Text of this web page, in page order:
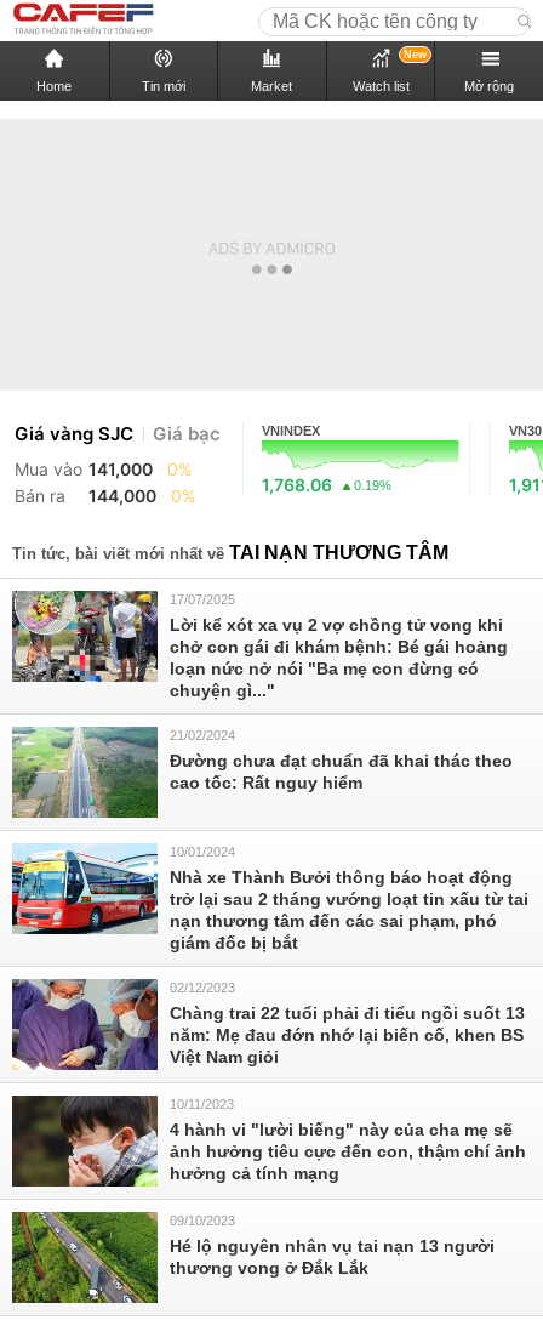
Home Tin mới Market Watch list
New
Mở rộng
Giá vàng SJC Giá bạc
Mua vào 141,000
0%
Bán ra
144,000 0%
VNINDEX
1,768.06 0.19%
VN30
Tin tức, bài viết mới nhất về TAI NẠN THƯƠNG TÂM
17/07/2025
Lời kể xót xa vụ 2 vợ chồng tử vong khi
chở con gái đi khám bệnh: Bé gái hoảng
loạn nức nở nói "Ba mẹ con đừng có
chuyện gì..."
21/02/2024
Đường chưa đạt chuẩn đã khai thác theo
cao tốc: Rất nguy hiểm
10/01/2024
Nhà xe Thành Bưởi thông báo hoạt động
trở lại sau 2 tháng vướng loạt tin xấu từ tai
nạn thương tâm đến các sai phạm, phó
giám đốc bị bắt
02/12/2023
Chàng trai 22 tuổi phải đi tiểu ngồi suốt 13
năm: Mẹ đau đớn nhớ lại biến cố, khen BS
Việt Nam giỏi
10/11/2023
4 hành vi "lười biếng" này của cha mẹ sẽ
ảnh hưởng tiêu cực đến con, thậm chí ảnh
hưởng cả tính mạng
09/10/2023
Hé lộ nguyên nhân vụ tai nạn 13 người
thương vong ở Đắk Lắk